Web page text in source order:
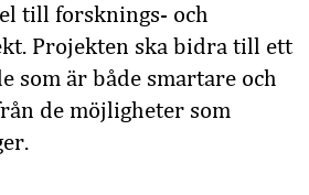
till forsknings- och
Projekten ska bidra till ett
som är både smartare och
de möjligheter som